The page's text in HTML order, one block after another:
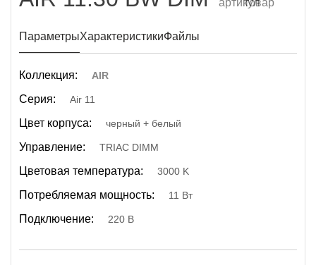
ПараметрыХарактеристикиФайлы
Коллекция: AIR
Серия: Air 11
Цвет корпуса: черный + белый
Управление: TRIAC DIMM
Цветовая температура: 3000 K
Потребляемая мощность: 11 Вт
Подключение: 220 В